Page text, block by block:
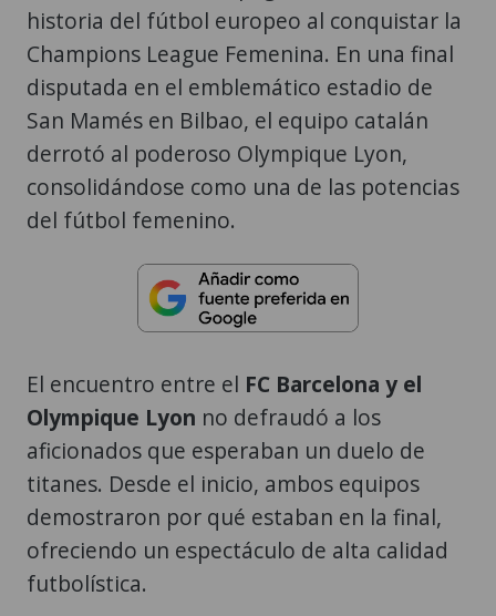
historia del fútbol europeo al conquistar la
Champions League Femenina. En una final
disputada en el emblemático estadio de
San Mamés en Bilbao, el equipo catalán
derrotó al poderoso Olympique Lyon,
consolidándose como una de las potencias
del fútbol femenino.
El encuentro entre el FC Barcelona y el
Olympique Lyon no defraudó a los
aficionados que esperaban un duelo de
titanes. Desde el inicio, ambos equipos
demostraron por qué estaban en la final,
ofreciendo un espectáculo de alta calidad
futbolística.